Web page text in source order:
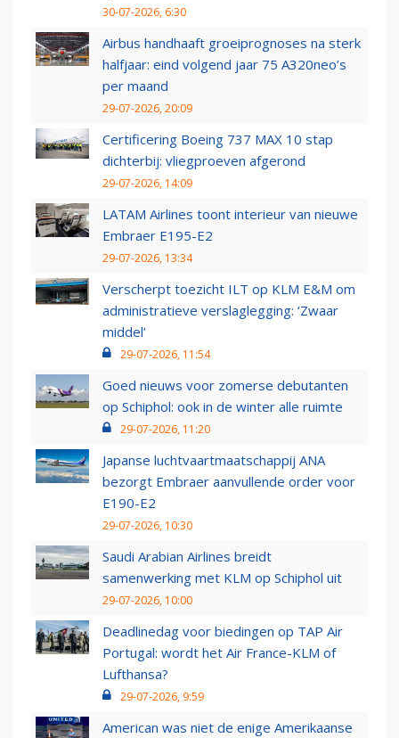
30-07-2026, 6:30
Airbus handhaaft groeiprognoses na sterk
halfjaar: eind volgend jaar 75 A320neo’s
per maand
29-07-2026, 20:09
Certificering Boeing 737 MAX 10 stap
dichterbij: vliegproeven afgerond
29-07-2026, 14:09
LATAM Airlines toont interieur van nieuwe
Embraer E195-E2
29-07-2026, 13:34
Verscherpt toezicht ILT op KLM E&M om
administratieve verslaglegging: ‘Zwaar
middel’
29-07-2026, 11:54
Goed nieuws voor zomerse debutanten
op Schiphol: ook in de winter alle ruimte
29-07-2026, 11:20
Japanse luchtvaartmaatschappij ANA
bezorgt Embraer aanvullende order voor
E190-E2
29-07-2026, 10:30
Saudi Arabian Airlines breidt
samenwerking met KLM op Schiphol uit
29-07-2026, 10:00
Deadlinedag voor biedingen op TAP Air
Portugal: wordt het Air France-KLM of
Lufthansa?
29-07-2026, 9:59
American was niet de enige Amerikaanse